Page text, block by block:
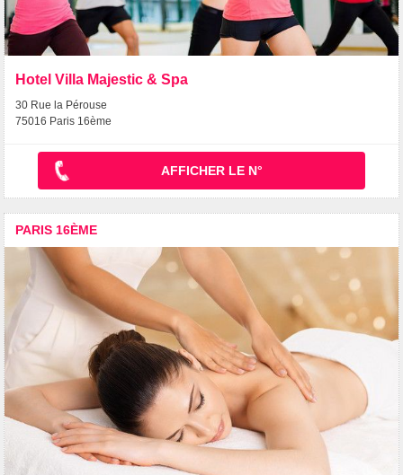
Hotel Villa Majestic & Spa
30 Rue la Pérouse
75016 Paris 16ème
AFFICHER LE N°
PARIS 16ÈME